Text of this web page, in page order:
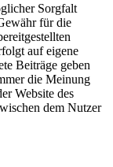
Sorgfalt
für die
auf eigene
Beiträge geben
die Meinung
Website des
dem Nutzer